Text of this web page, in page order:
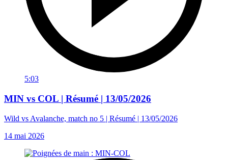
5:03
MIN vs COL | Résumé | 13/05/2026
Wild vs Avalanche, match no 5 | Résumé | 13/05/2026
14 mai 2026